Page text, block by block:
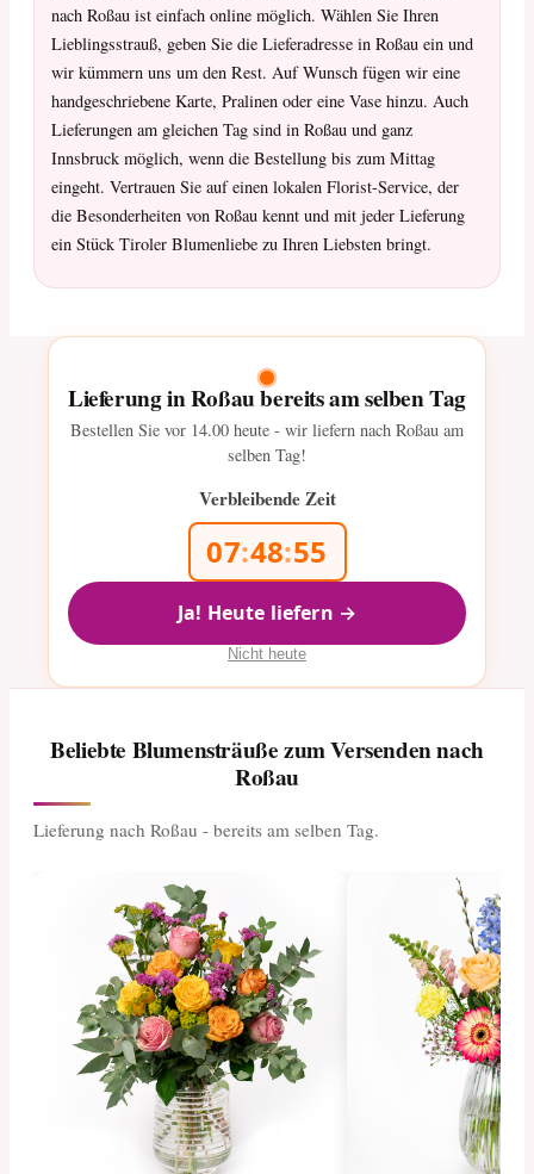
nach Roßau ist einfach online möglich. Wählen Sie Ihren
Lieblingsstrauß, geben Sie die Lieferadresse in Roßau ein und
wir kümmern uns um den Rest. Auf Wunsch fügen wir eine
handgeschriebene Karte, Pralinen oder eine Vase hinzu. Auch
Lieferungen am gleichen Tag sind in Roßau und ganz
Innsbruck möglich, wenn die Bestellung bis zum Mittag
eingeht. Vertrauen Sie auf einen lokalen Florist-Service, der
die Besonderheiten von Roßau kennt und mit jeder Lieferung
ein Stück Tiroler Blumenliebe zu Ihren Liebsten bringt.
Lieferung in Roßau bereits am selben Tag
Bestellen Sie vor 14.00 heute - wir liefern nach Roßau am
selben Tag!
Verbleibende Zeit
07:48:54
Ja! Heute liefern →
Nicht heute
Beliebte Blumensträuße zum Versenden nach
Roßau
Lieferung nach Roßau - bereits am selben Tag.